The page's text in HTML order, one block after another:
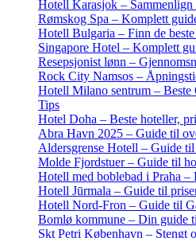
Hotell Karasjok – Sammenlign
Rømskog Spa – Komplett
Hotell Bulgaria – Finn de
Singapore Hotel – Komplett
Resepsjonist lønn –
Rock City Namsos –
Hotell Milano sentrum –
Tips
Hotel Doha – Beste hoteller,
Abra Havn 2025 – Guide til
Aldersgrense Hotell – Guide
Molde Fjordstuer – Guide til
Hotell med boblebad i Praha –
Hotell Jūrmala – Guide til
Hotell Nord-Fron – Guide til
Bomlø kommune – Din guide
Skt Petri København – Stengt